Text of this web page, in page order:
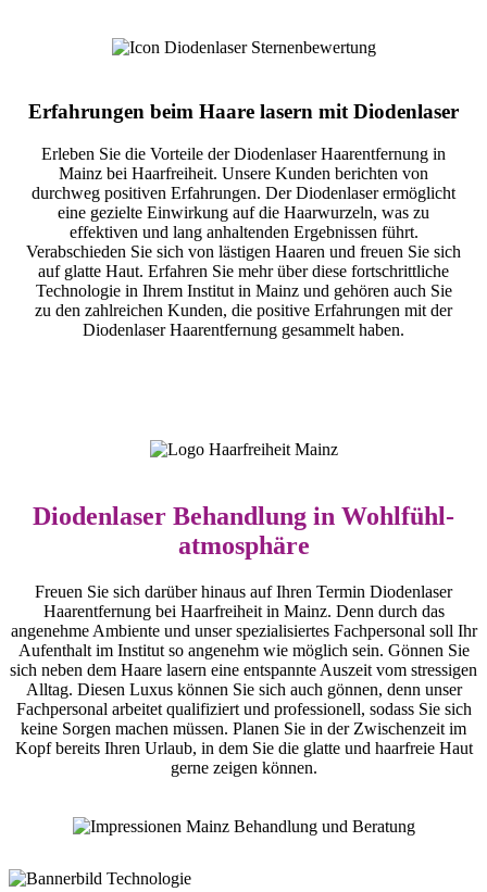
Erfahrungen beim Haare lasern mit Diodenlaser
Erleben Sie die Vorteile der Diodenlaser Haarentfernung in
Mainz bei Haarfreiheit. Unsere Kunden berichten von
durchweg positiven Erfahrungen. Der Diodenlaser ermöglicht
eine gezielte Einwirkung auf die Haarwurzeln, was zu
effektiven und lang anhaltenden Ergebnissen führt.
Verabschieden Sie sich von lästigen Haaren und freuen Sie sich
auf glatte Haut. Erfahren Sie mehr über diese fortschrittliche
Technologie in Ihrem Institut in Mainz und gehören auch Sie
zu den zahlreichen Kunden, die positive Erfahrungen mit der
Diodenlaser Haarentfernung gesammelt haben.
Diodenlaser Behandlung in Wohlfühl­
atmosphäre
Freuen Sie sich darüber hinaus auf Ihren Termin Diodenlaser
Haarentfernung bei Haarfreiheit in Mainz. Denn durch das
angenehme Ambiente und unser spezialisiertes Fachpersonal soll Ihr
Aufenthalt im Institut so angenehm wie möglich sein. Gönnen Sie
sich neben dem Haare lasern eine entspannte Auszeit vom stressigen
Alltag. Diesen Luxus können Sie sich auch gönnen, denn unser
Fachpersonal arbeitet qualifiziert und professionell, sodass Sie sich
keine Sorgen machen müssen. Planen Sie in der Zwischenzeit im
Kopf bereits Ihren Urlaub, in dem Sie die glatte und haarfreie Haut
gerne zeigen können.